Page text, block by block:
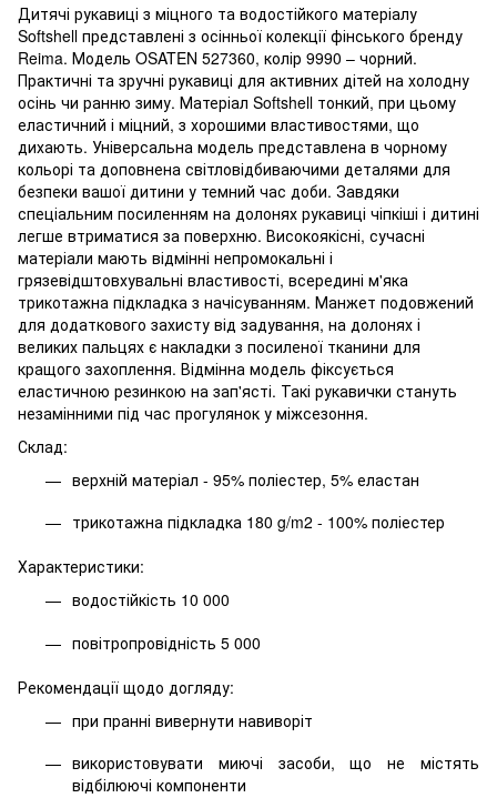
Дитячі рукавиці з міцного та водостійкого матеріалу
Softshell представлені з осінньої колекції фінського бренду
Reima. Модель OSATEN 527360, колір 9990 – чорний.
Практичні та зручні рукавиці для активних дітей на холодну
осінь чи ранню зиму. Матеріал Softshell тонкий, при цьому
еластичний і міцний, з хорошими властивостями, що
дихають. Універсальна модель представлена в чорному
кольорі та доповнена світловідбиваючими деталями для
безпеки вашої дитини у темний час доби. Завдяки
спеціальним посиленням на долонях рукавиці чіпкіші і дитині
легше втриматися за поверхню. Високоякісні, сучасні
матеріали мають відмінні непромокальні і
грязевідштовхувальні властивості, всередині м'яка
трикотажна підкладка з начісуванням. Манжет подовжений
для додаткового захисту від задування, на долонях і
великих пальцях є накладки з посиленої тканини для
кращого захоплення. Відмінна модель фіксується
еластичною резинкою на зап'ясті. Такі рукавички стануть
незамінними під час прогулянок у міжсезоння.
Склад:
верхній матеріал - 95% поліестер, 5% еластан
трикотажна підкладка 180 g/m2 - 100% поліестер
Характеристики:
водостійкість 10 000
повітропровідність 5 000
Рекомендації щодо догляду:
при пранні вивернути навиворіт
використовувати миючі засоби, що не містять
відбілюючі компоненти